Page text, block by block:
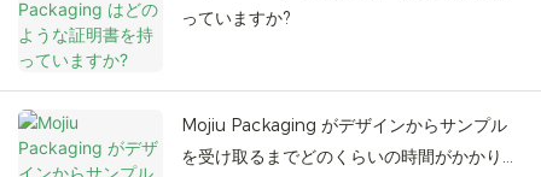
っていますか?
Mojiu Packaging がデザインからサンプル
を受け取るまでどのくらいの時間がかかりま